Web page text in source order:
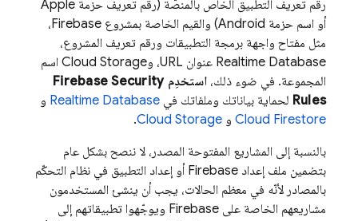
رقم تعريف التطبيق الخاص بالمنصّة (رقم تعريف حزمة Apple
أو اسم حزمة Android) والقيم الخاصة بمشروع Firebase،
مثل مفتاح واجهة برمجة التطبيقات ورقم تعريف المشروع،
Realtime Database عنوان URL، و Cloud Storage اسم
المجموعة. في ضوء ذلك، استخدِمFirebase Security
Rules لحماية بياناتك وملفاتك فيRealtime Database و
Cloud Firestore و Cloud Storage
.
بالنسبة إلى المشاريع المفتوحة المصدر، لا ننصح بشكل عام
بتضمين ملف إعداد Firebase أو إعداد التطبيق في نظام التحكّم
بالمصادر لأنّه في معظم الحالات، يجب أن ينشئ المستخدمون
مشاريعهم الخاصة على Firebase ويوجّهوا تطبيقاتهم إلى